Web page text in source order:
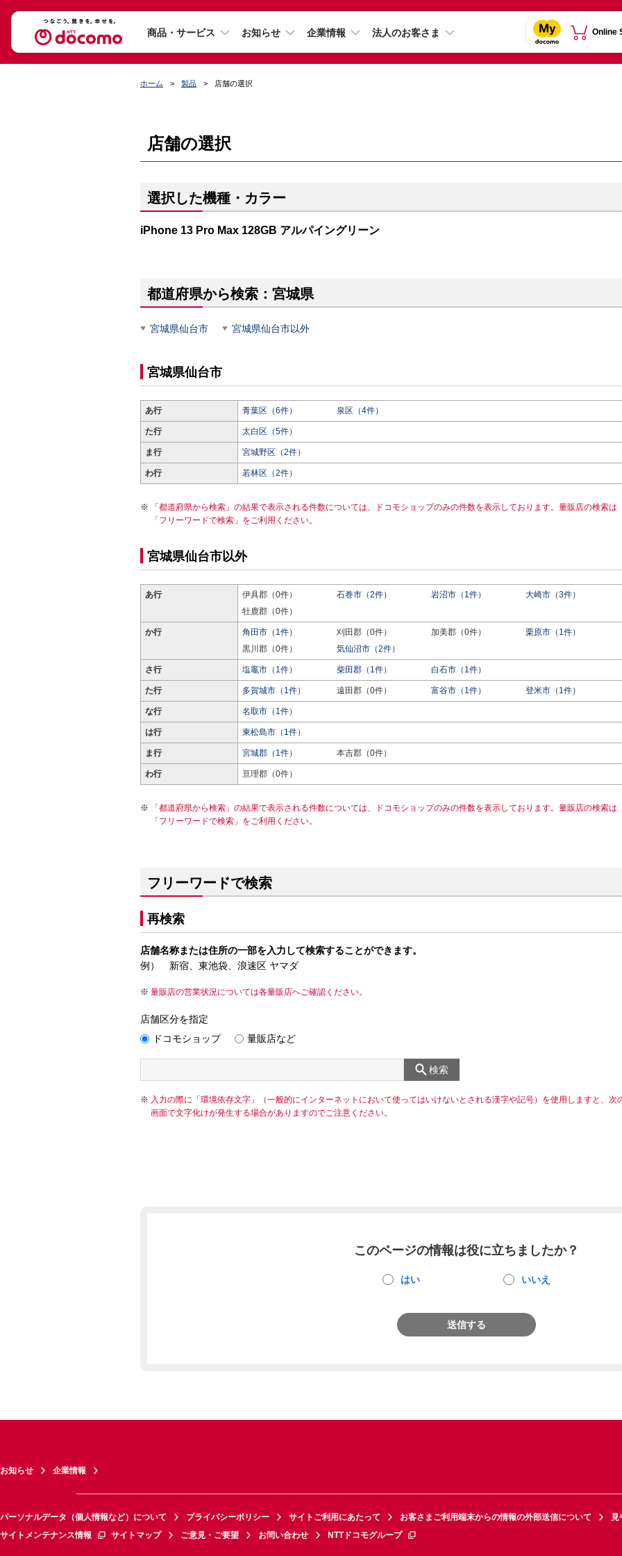
商品・サービス お知らせ 企業情報 法人のお客さま Online
ホーム 製品 店舗の選択
店舗の選択
選択した機種・カラー
iPhone 13 Pro Max 128GB アルパイングリーン
都道府県から検索：宮城県
宮城県仙台市 宮城県仙台市以外
宮城県仙台市
あ行 青葉区（6件） 泉区（4件）
た行 太白区（5件）
ま行 宮城野区（2件）
わ行 若林区（2件）
「都道府県から検索」の結果で表示される件数については、ドコモショップのみの件数を表示しております。量販店の検索は
「フリーワードで検索」をご利用ください。
宮城県仙台市以外
あ行 伊具郡（0件） 石巻市（2件） 岩沼市（1件）
大崎市（3件）
牡鹿郡（0件）
か行 角田市（1件） 刈田郡（0件） 加美郡（0件）
栗原市（1件）
黒川郡（0件）
気仙沼市（2件）
さ行 塩竈市（1件） 柴田郡（1件） 白石市（1件）
た行 多賀城市（1件） 遠田郡（0件） 富谷市（1件） 登米市（1件）
な行 名取市（1件）
は行 東松島市（1件）
ま行 宮城郡（1件） 本吉郡（0件）
わ行 亘理郡（0件）
「都道府県から検索」の結果で表示される件数については、ドコモショップのみの件数を表示しております。量販店の検索は
「フリーワードで検索」をご利用ください。
フリーワードで検索
再検索
店舗名称または住所の一部を入力して検索することができます。
例） 新宿、東池袋、浪速区 ヤマダ
量販店の営業状況については各量販店へご確認ください。
店舗区分を指定
ドコモショップ
量販店など
検索
入力の際に「環境依存文字」（一般的にインターネットにおいて使ってはいけないとされる漢字や記号）を使用しますと、次
画面で文字化けが発生する場合がありますのでご注意ください。
このページの情報は役に立ちましたか？
はい いいえ
送信する
お知らせ 企業情報
パーソナルデータ（個人情報など）について プライバシーポリシー サイトご利用にあたって お客さまご利用端末からの情報の外部送信について
見
サイトメンテナンス情報
サイトマップ ご意見・ご要望 お問い合わせ NTTドコモグループ